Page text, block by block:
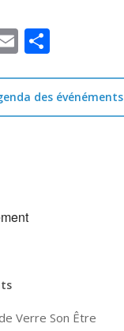
Email
des événéments
Verre Son Être